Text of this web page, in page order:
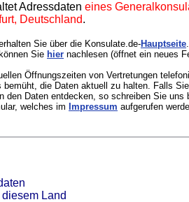
Adressdaten eines
Deutschland.
Sie über die Konsulate.de-Hauptseite
können Sie hier nachlesen (öffnet ein neues
Öffnungszeiten von Vertretungen
bemüht, die Daten aktuell zu halten. Falls
den Daten entdecken, so schreiben Sie uns
welches im
Impressum aufgerufen
Land